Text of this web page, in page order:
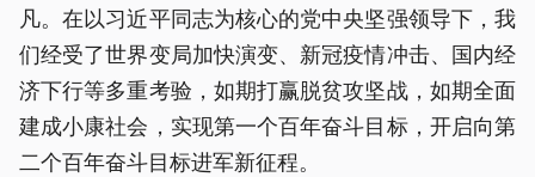
凡。在以习近平同志为核心的党中央坚强领导下，我
们经受了世界变局加快演变、新冠疫情冲击、国内经
济下行等多重考验，如期打赢脱贫攻坚战，如期全面
建成小康社会，实现第一个百年奋斗目标，开启向第
二个百年奋斗目标进军新征程。